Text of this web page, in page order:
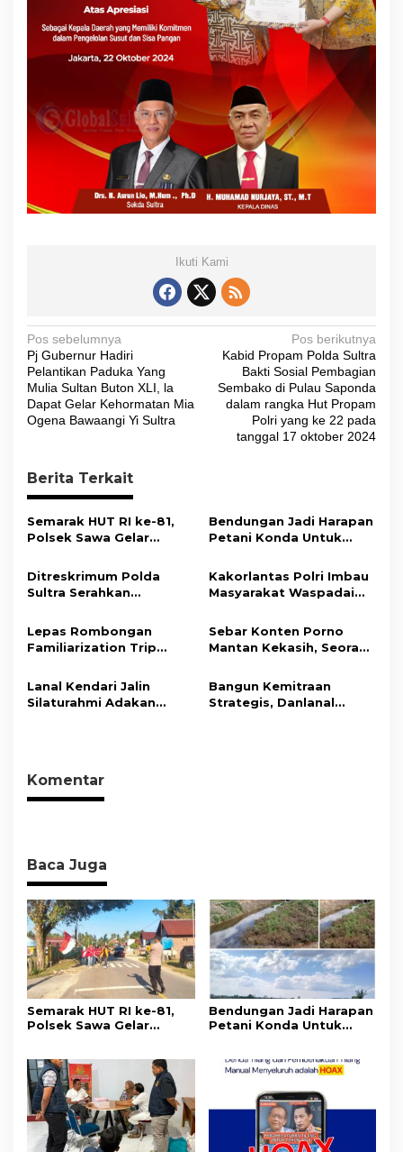
Ikuti Kami
N
a
v
i
a
s
i
p
o
s
Pos sebelumnya
Pj Gubernur Hadiri
Pelantikan Paduka Yang
Mulia Sultan Buton XLI, la
Dapat Gelar Kehormatan Mia
Ogena Bawaangi Yi Sultra
Pos berikutnya
Kabid Propam Polda Sultra
Bakti Sosial Pembagian
Sembako di Pulau Saponda
dalam rangka Hut Propam
Polri yang ke 22 pada
tanggal 17 oktober 2024
Berita Terkait
Semarak HUT RI ke-81,
Polsek Sawa Gelar
Pembukaan Pekan
Olahraga 2026 Tingkat
Bendungan Jadi Harapan
Petani Konda Untuk
Padi
Ditreskrimum Polda
Sultra Serahkan
Bukti Kasus Dugaan
Penyelenggaraan
Perjalanan Ibadah Umrah
Kakorlantas Polri Imbau
Masyarakat Waspadai
Baru
Lepas Rombongan
Familiarization Trip
Promosikan Wisata dan
Gerakkan Ekonomi
Sebar Konten Porno
Mantan Kekasih, Seorang
Tahun Penjara
Lanal Kendari Jalin
Silaturahmi Adakan
Bangun Kemitraan
Strategis, Danlanal
Komentar
Baca Juga
Semarak HUT RI ke-81,
Polsek Sawa Gelar
Olahraga 2026 Tingkat
Kecamatan
Bendungan Jadi Harapan
Petani Konda Untuk